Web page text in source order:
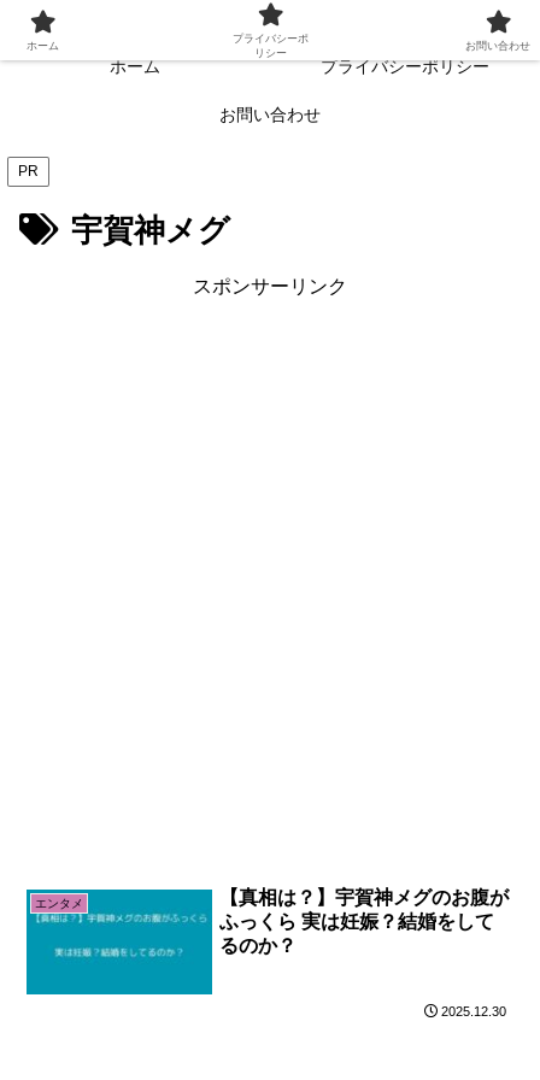
常に読者目線・読者ファーストを目指す!!
ホーム プライバシーポリシー
お問い合わせ
PR
宇賀神メグ
スポンサーリンク
エンタメ
【真相は？】宇賀神メグのお腹が
ふっくら 実は妊娠？結婚をして
るのか？
2025.12.30
ホーム
プライバシーポ
リシー
お問い合わせ